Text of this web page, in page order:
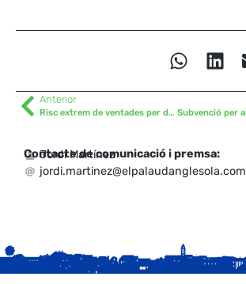
Anterior
Risc extrem de ventades per demà dijous
Contacte de comunicació i premsa:
Jordi Martínez
jordi.martinez@elpalaudanglesola.com